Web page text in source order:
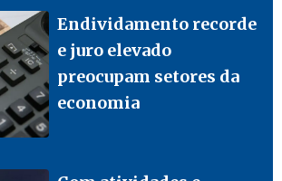
Endividamento recorde
e juro elevado
preocupam setores da
economia